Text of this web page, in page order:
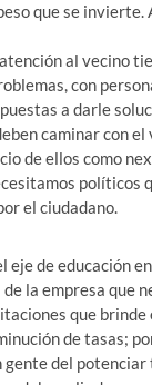
que se invierte.
al vecino
con
a darle
caminar con el
de ellos como
políticos
el ciudadano.
eje de educación
la empresa que
que
de tasas;
gente del potenciar